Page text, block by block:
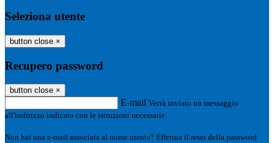
Seleziona utente
button close ×
Recupero password
button close ×
E-mail Verrà inviato un messaggio
all'indirizzo indicato con le istruzioni necessarie.
Non hai una e-mail associata al nome utente? Effettua il reset della password